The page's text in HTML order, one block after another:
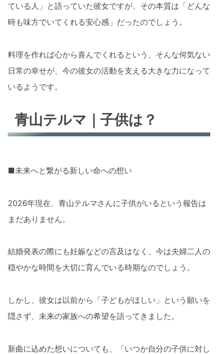
ている人」と語っていた彼女ですが、その本質は「どんな
時も味方でいてくれる安心感」だったのでしょう。
料理を作れば心から喜んでくれるという、そんな何気ない
日常の幸せが、今の彼女の活動を支える大きな力になって
いるようです。
青山テルマ｜子供は？
■未来へと繋がる新しい命への想い
2026年現在、青山テルマさんに子供がいるという報告は
まだありません。
結婚発表の際にも妊娠などの言及はなく、今は夫婦二人の
穏やかな時間を大切に育んでいる時期なのでしょう。
しかし、彼女は以前から「子どもがほしい」という願いを
隠さず、未来の家族への希望を語ってきました。
新曲に込めた想いについても、「いつか自分の子供に対し